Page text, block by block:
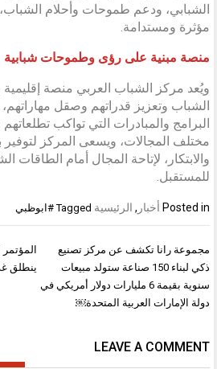
الشبابي، ودعم طموحات وأحلام الشباب،
مؤثرة ومستدامة.
منصة مبنية على رؤى وطموحات شبابية
ويُعد مركز الشباب العربي منصة
الشباب وتعزيز قدراتهم وصقل
البرامج والمبادرات التي تواكب
مختلف المجالات، ويسعى المركز لتوفير
والابتكار، لإتاحة المجال أمام الطاقات
للمستقبل.
Posted in أخبار , الرئيسية Tagged #ابوظبي
تصفّح
المقالات
ينطلق غداً
مجموعة رانا تكشف عن مركز تصنيع
ذكي لبناء 150 صناعة ستولد مبيعات
سنوية بقيمة 6 مليارات دولار أمريكي في
دولة الإمارات العربية المتحدة￼
LEAVE A COMMENT